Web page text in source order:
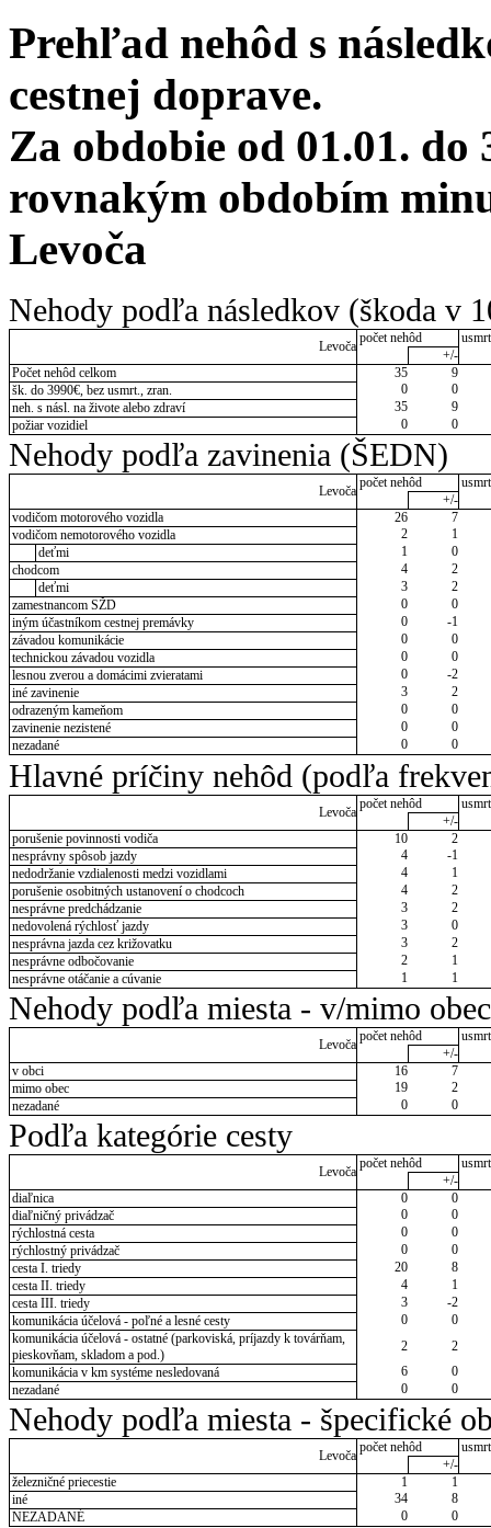
Prehľad nehôd s
cestnej doprave.
Za obdobie od 01.01. do
rovnakým obdobím
Levoča
Nehody podľa následkov (škoda v
Levoča
počet nehôd
+/-
Počet nehôd celkom
35
9
šk. do 3990€, bez usmrt., zran.
0
0
neh. s násl. na živote alebo zdraví
35
9
požiar vozidiel
0 0
Nehody podľa zavinenia (ŠEDN)
Levoča
počet nehôd
+/-
vodičom motorového vozidla
26
7
vodičom nemotorového vozidla
2
1
deťmi
1
0
chodcom
4
2
deťmi
3
2
zamestnancom SŽD
0
0
iným účastníkom cestnej premávky
0
-1
závadou komunikácie
0
0
technickou závadou vozidla
0
0
lesnou zverou a domácimi zvieratami
0
-2
iné zavinenie
3
2
odrazeným kameňom
0
0
zavinenie nezistené
0
0
nezadané
0 0
Hlavné príčiny nehôd (podľa
Levoča
počet nehôd
+/-
porušenie povinnosti vodiča
10
2
nesprávny spôsob jazdy
4
-1
nedodržanie vzdialenosti medzi vozidlami
4
1
porušenie osobitných ustanovení o chodcoch
4
2
nesprávne predchádzanie
3
2
nedovolená rýchlosť jazdy
3
0
nesprávna jazda cez križovatku
3
2
nesprávne odbočovanie
2
1
nesprávne otáčanie a cúvanie
1 1
Nehody podľa miesta - v/mimo obec
Levoča
počet nehôd
+/-
v obci
16
7
mimo obec
19
2
nezadané
0 0
Podľa kategórie cesty
Levoča
počet nehôd
+/-
diaľnica
0
0
diaľničný privádzač
0
0
rýchlostná cesta
0
0
rýchlostný privádzač
0
0
cesta I. triedy
20
8
cesta II. triedy
4
1
cesta III. triedy
3
-2
komunikácia účelová - poľné a lesné cesty
0
0
komunikácia účelová - ostatné (parkoviská, príjazdy k továrňam,
pieskovňam, skladom a pod.)
2
2
komunikácia v km systéme nesledovaná
6
0
nezadané
0 0
Nehody podľa miesta - špecifické
Levoča
počet nehôd
+/-
železničné priecestie
1
1
iné
34
8
NEZADANÉ
0 0